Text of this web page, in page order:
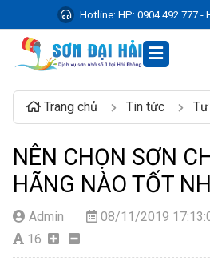
Hotline: HP: 0904.492.777 -
Trang chủ Tin tức
NÊN CHỌN SƠN
HÃNG NÀO TỐT
Admin 08/11/2019
16